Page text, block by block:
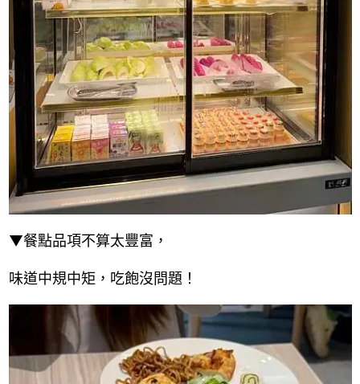
▼餐點品項不算太豐富，
味道中規中矩，吃飽沒問題！